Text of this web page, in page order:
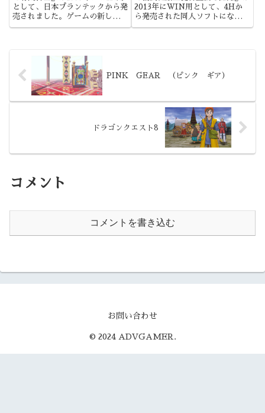
として、日本プランテックから発
売されました。ゲームの新しい発
売形式。試みとしては面白かった
2013年にWIN用として、4Hか
ら発売された同人ソフトになりま
す。こっちのシリーズの方は初プ
PINK GEAR （ピンク ギア）
ドラゴンクエスト8
コメント
コメントを書き込む
お問い合わせ
© 2024 ADVGAMER.